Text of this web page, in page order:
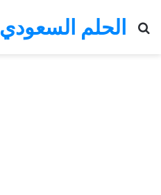
الحلم السعودي
بحث عن